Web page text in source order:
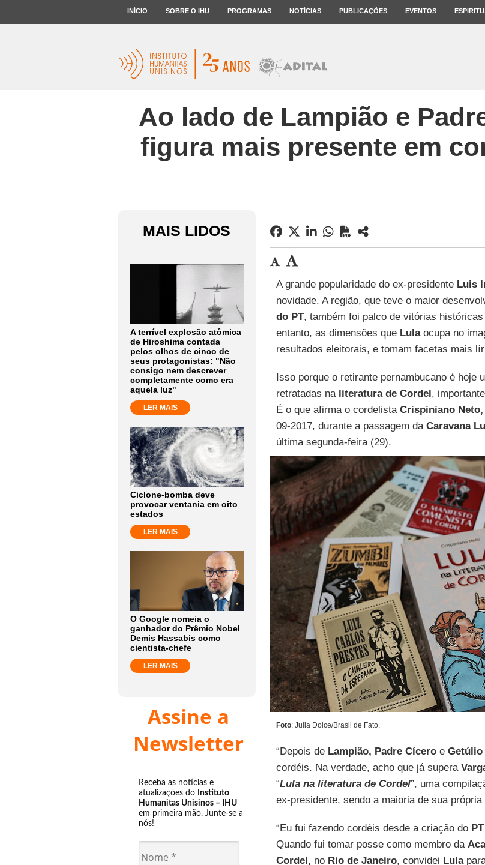
INÍCIO SOBRE O IHU PROGRAMAS NOTÍCIAS PUBLICAÇÕES EVENTOS
Ao lado de Lampião e
figura mais presente em
MAIS LIDOS
A terrível explosão atômica
de Hiroshima contada
pelos olhos de cinco de
seus protagonistas: "Não
consigo nem descrever
completamente como era
aquela luz"
LER MAIS
Ciclone-bomba deve
provocar ventania em oito
estados
LER MAIS
O Google nomeia o
ganhador do Prêmio Nobel
Demis Hassabis como
cientista-chefe
LER MAIS
Assine a
Newsletter
Receba as notícias e
atualizações do Instituto
Humanitas Unisinos – IHU
em primeira mão. Junte-se a
nós!
A grande popularidade do ex-presidente Luis
novidade. A região, que teve o maior
do PT, também foi palco de vitórias
entanto, as dimensões que Lulaocupa no
resultados eleitorais, e tomam facetas mais
Isso porque o retirante pernambucano é hoje
retratadas na literatura de Cordel,
É o que afirma o cordelista Crispiniano Neto,
09-2017, durante a passagem da Caravana
última segunda-feira (29).
Foto: Julia Dolce/Brasil de Fato,
“Depois de Lampião, Padre Cíceroe Getúlio
cordéis. Na verdade, acho que já supera
“Lula na literatura de Cordel”, uma
ex-presidente, sendo a maioria de sua própria
“Eu fui fazendo cordéis desde a criação do PT
Quando fui tomar posse como membro da
Cordel, no Rio de Janeiro, convidei Lula